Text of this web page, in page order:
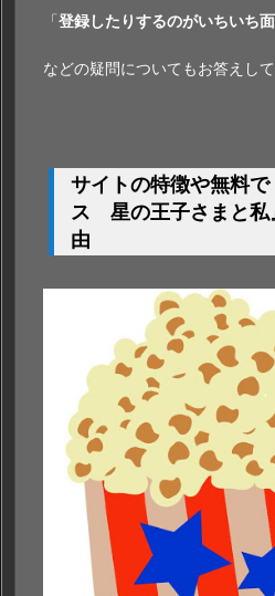
「登録したりするのがいちいち
などの疑問についてもお答えし
サイトの特徴や無料
ス 星の王子さまと私
由